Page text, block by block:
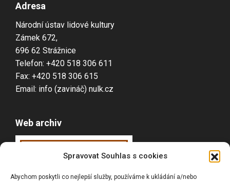
Spravovat Souhlas s cookies
Abychom poskytli co nejlepší služby, používáme k ukládání a/nebo
Adresa
Národní ústav lidové kultury
Zámek 672,
696 62 Strážnice
Telefon: +420 518 306 611
Fax: +420 518 306 615
Email: info (zavináč) nulk.cz
Web archiv
Webarchivováno